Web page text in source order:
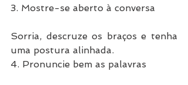
3. Mostre-se aberto à conversa
Sorria, descruze os braços e tenha
uma postura alinhada.
4. Pronuncie bem as palavras